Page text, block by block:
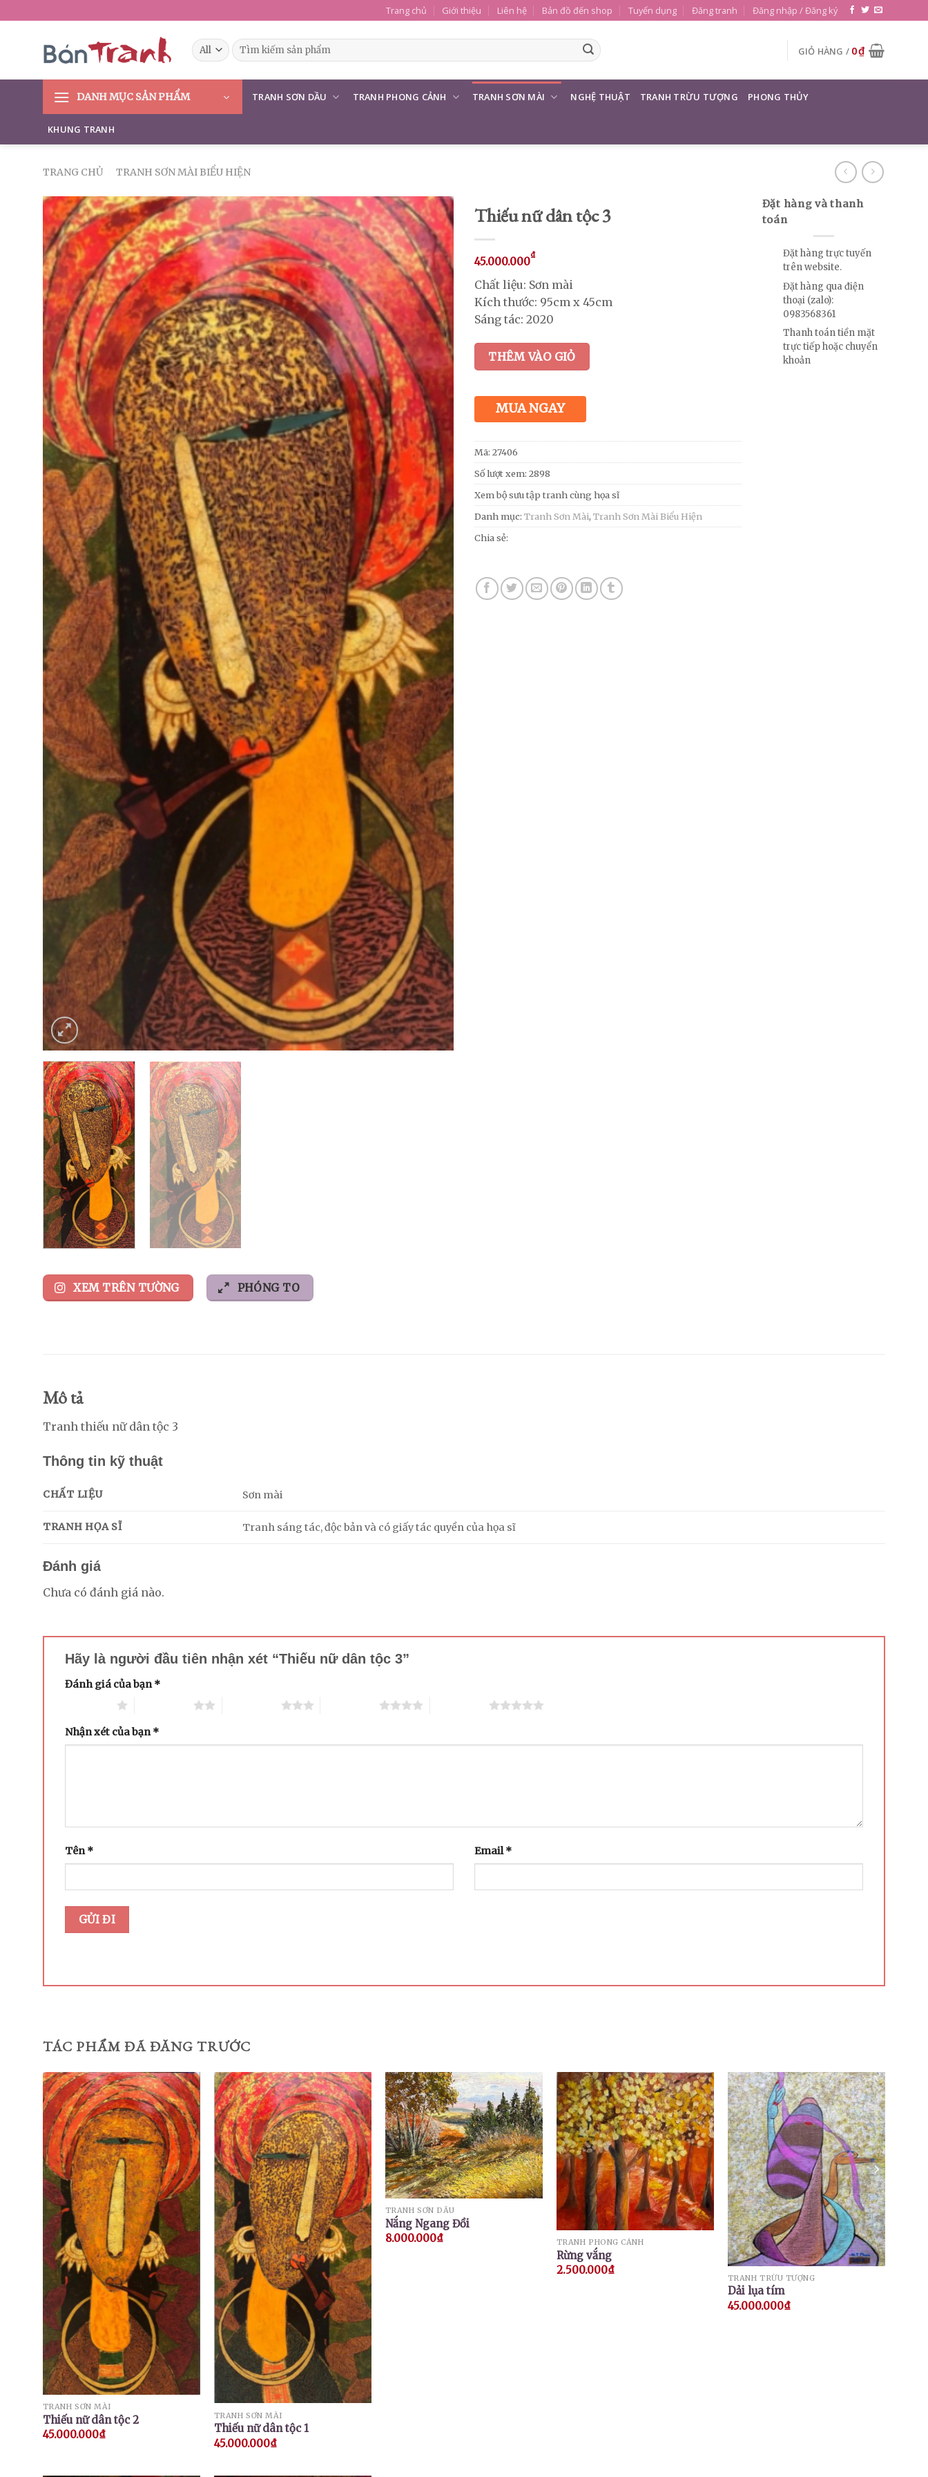
to
Trang chủ Giới thiệu Liên hệ Bản đồ đến shop Tuyển dụng Đăng tranh Đăng nhập / Đăng ký
Tìm
kiếm:
GIỎ HÀNG / 0₫
DANH MỤC SẢN PHẨM TRANH SƠN DẦU TRANH PHONG CẢNH TRANH SƠN MÀI NGHỆ THUẬT TRANH TRỪU TƯỢNG PHONG THỦY
KHUNG TRANH
TRANG CHỦ TRANH SƠN MÀI BIỂU HIỆN
XEM TRÊN TƯỜNG PHÓNG TO
Thiếu nữ dân tộc 3
45.000.000₫
Chất liệu: Sơn mài
Kích thước: 95cm x 45cm
Sáng tác: 2020
THÊM VÀO GIỎ
MUA NGAY
Mã: 27406
Số lượt xem: 2898
Xem bộ sưu tập tranh cùng họa sĩ
Danh mục: Tranh Sơn Mài, Tranh Sơn Mài Biểu Hiện
Chia sẻ:
Đặt hàng và thanh
toán
Đặt hàng trực tuyến
trên website.
Đặt hàng qua điện
thoại (zalo):
0983568361
Thanh toán tiền mặt
trực tiếp hoặc chuyển
khoản
Mô tả
Tranh thiếu nữ dân tộc 3
Thông tin kỹ thuật
CHẤT LIỆU Sơn mài
TRANH HỌA SĨ Tranh sáng tác, độc bản và có giấy tác quyền của họa sĩ
Đánh giá
Chưa có đánh giá nào.
Hãy là người đầu tiên nhận xét “Thiếu nữ dân tộc 3”
Đánh giá của bạn*
Nhận xét của bạn*
Tên* Email*
TÁC PHẨM ĐÃ ĐĂNG TRƯỚC
TRANH SƠN MÀI
Thiếu nữ dân tộc 2
45.000.000₫
TRANH SƠN MÀI
Thiếu nữ dân tộc 1
45.000.000₫
TRANH SƠN DẦU
Nắng Ngang Đồi
8.000.000₫ TRANH PHONG CẢNH
Rừng vắng
2.500.000₫
TRANH TRỪU TƯỢNG
Dải lụa tím
45.000.000₫